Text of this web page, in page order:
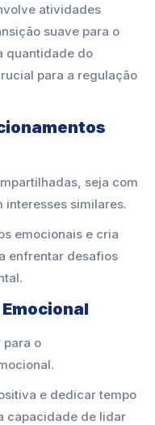
atividades
suave para o
quantidade do
para a regulação
seja com
interesses similares.
emocionais e cria
enfrentar desafios
para o
e dedicar tempo
capacidade de lidar